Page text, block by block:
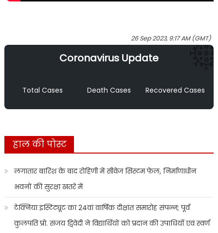
26 Sep 2023, 9:17 AM (GMT)
Coronavirus Update
Total Cases Death Cases Recovered Cases
हाल की पोस्ट
लगातार बारिश के बाद रोहिणी में सीवेज सिस्टम फेल, निर्माणाधीन
भवनों की सुरक्षा खतरे में
टेक्निया इंस्टिट्यूट का 24वां वार्षिक दीक्षांत समारोह संपन्न; पूर्व
कुलपति प्रो. संजय द्विवेदी ने विद्यार्थियों को प्रदान की उपाधियाँ एवं स्वर्ण